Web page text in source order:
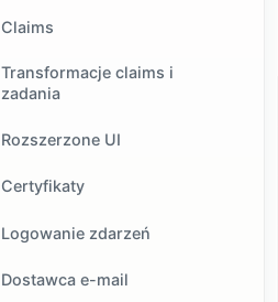
Claims
Transformacje claims i
zadania
Rozszerzone UI
Certyfikaty
Logowanie zdarzeń
Dostawca e-mail